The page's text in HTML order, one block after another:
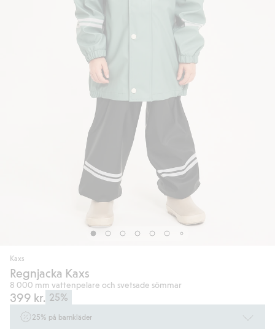
Kaxs
Regnjacka Kaxs
8 000 mm vattenpelare och svetsade sömmar
399 kr. 25%
25% på barnkläder